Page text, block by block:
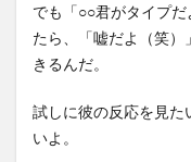
でも「○○君がタイプ
たら、「嘘だよ（笑
きるんだ。
試しに彼の反応を見た
いよ。